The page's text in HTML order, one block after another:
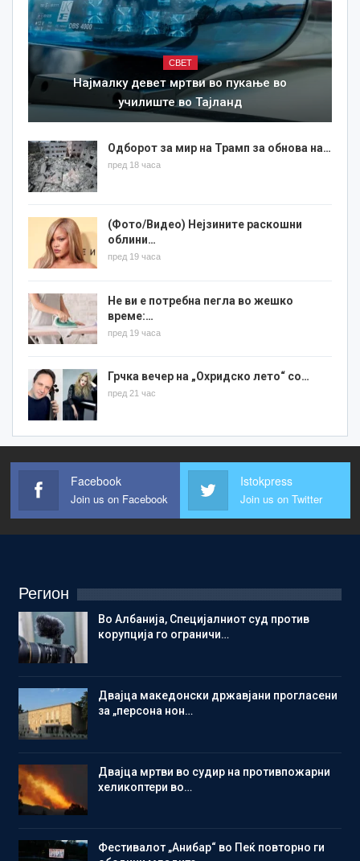
СВЕТ
Најмалку девет мртви во пукање во
училиште во Тајланд
Одборот за мир на Трамп за обнова на…
пред 18 часа
(Фото/Видео) Нејзините раскошни
облини…
пред 19 часа
Не ви е потребна пегла во жешко
време:…
пред 19 часа
Грчка вечер на „Охридско лето“ со…
пред 21 час
Facebook
Join us on Facebook
Istokpress
Join us on Twitter
Регион
Во Албанија, Специјалниот суд против
корупција го ограничи…
Двајца македонски државјани прогласени
за „персона нон…
Двајца мртви во судир на противпожарни
хеликоптери во…
Фестивалот „Анибар“ во Пеќ повторно ги